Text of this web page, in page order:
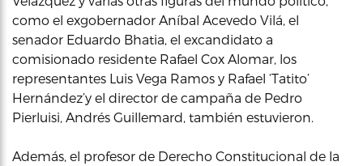
como el exgobernador Aníbal Acevedo Vilá, el
senador Eduardo Bhatia, el excandidato a
comisionado residente Rafael Cox Alomar, los
representantes Luis Vega Ramos y Rafael ‘Tatito’
Hernández’y el director de campaña de Pedro
Pierluisi, Andrés Guillemard, también estuvieron.
Además, el profesor de Derecho Constitucional de la